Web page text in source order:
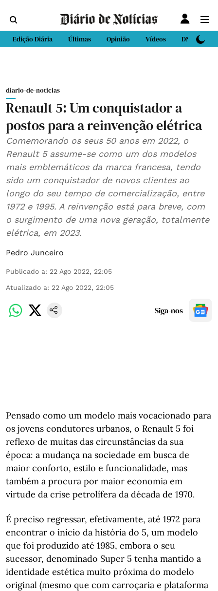
Edição Diária Últimas Opinião Vídeos DN Sport
diario-de-noticias
Renault 5: Um conquistador a
postos para a reinvenção elétrica
Comemorando os seus 50 anos em 2022, o
Renault 5 assume-se como um dos modelos
mais emblemáticos da marca francesa, tendo
sido um conquistador de novos clientes ao
longo do seu tempo de comercialização, entre
1972 e 1995. A reinvenção está para breve, com
o surgimento de uma nova geração, totalmente
elétrica, em 2023.
Pedro Junceiro
Publicado a: 22 Ago 2022, 22:05
Atualizado a: 22 Ago 2022, 22:05
Siga-nos
Pensado como um modelo mais vocacionado para
os jovens condutores urbanos, o Renault 5 foi
reflexo de muitas das circunstâncias da sua
época: a mudança na sociedade em busca de
maior conforto, estilo e funcionalidade, mas
também a procura por maior economia em
virtude da crise petrolífera da década de 1970.
É preciso regressar, efetivamente, até 1972 para
encontrar o início da história do 5, um modelo
que foi produzido até 1985, embora o seu
sucessor, denominado Super 5 tenha mantido a
identidade estética muito próxima do modelo
original (mesmo que com carroçaria e plataforma